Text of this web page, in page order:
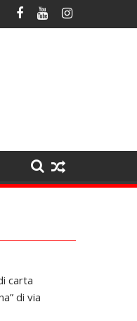
carta
di via